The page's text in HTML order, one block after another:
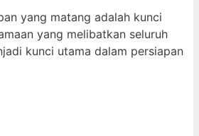
yang matang adalah kunci
yang melibatkan seluruh
kunci utama dalam persiapan